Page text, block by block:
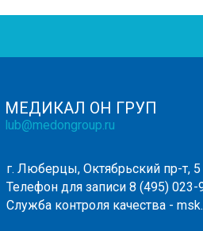
МЕДИКАЛ ОН ГРУП
lub@medongroup.ru
г. Люберцы, Октябрьский пр-т, 5
Телефон для записи 8 (495) 023-
Служба контроля качества -